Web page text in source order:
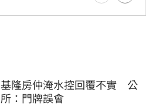
基隆房仲淹水控回覆不實　公
所：門牌誤會